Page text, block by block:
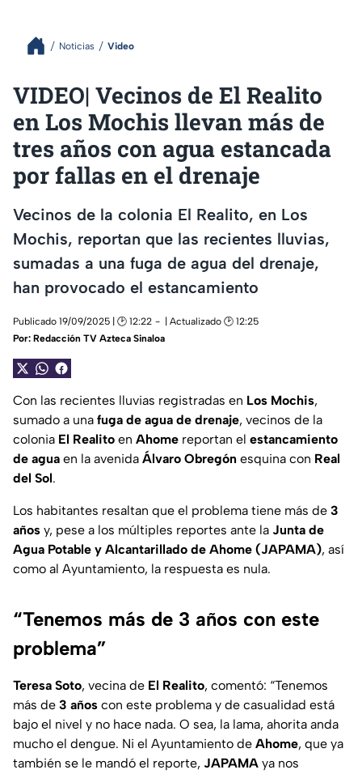
Noticias Video
VIDEO| Vecinos de El Realito
en Los Mochis llevan más de
tres años con agua estancada
por fallas en el drenaje
Vecinos de la colonia El Realito, en Los
Mochis, reportan que las recientes lluvias,
sumadas a una fuga de agua del drenaje,
han provocado el estancamiento
Publicado 19/09/2025 | 🕑 12:22
| Actualizado 🕑 12:25
Por: Redacción TV Azteca Sinaloa
Con las recientes lluvias registradas en Los Mochis,
sumado a una fuga de agua de drenaje, vecinos de la
colonia El Realito en Ahome reportan el estancamiento
de agua en la avenida Álvaro Obregón esquina con Real
del Sol.
Los habitantes resaltan que el problema tiene más de 3
años y, pese a los múltiples reportes ante la Junta de
Agua Potable y Alcantarillado de Ahome (JAPAMA), así
como al Ayuntamiento, la respuesta es nula.
“Tenemos más de 3 años con este
problema”
Teresa Soto, vecina de El Realito, comentó: “Tenemos
más de 3 años con este problema y de casualidad está
bajo el nivel y no hace nada. O sea, la lama, ahorita anda
mucho el dengue. Ni el Ayuntamiento de Ahome, que ya
también se le mandó el reporte, JAPAMA ya nos